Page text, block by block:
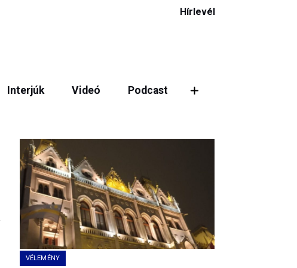
Hírlevél
Interjúk Videó Podcast
Megosztás
VÉLEMÉNY